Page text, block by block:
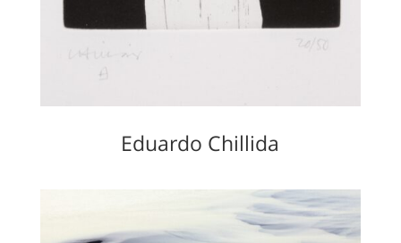
Eduardo Chillida